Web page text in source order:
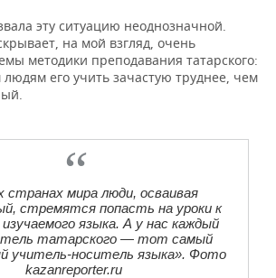
эту ситуацию неоднозначной.
на мой взгляд, очень
методики преподавания татарского:
его учить зачастую труднее, чем
странах мира люди, осваивая
стремятся попасть на уроки к
языка. А у нас каждый
татарского — тот самый
учитель-носитель языка». Фото
kazanreporter.ru